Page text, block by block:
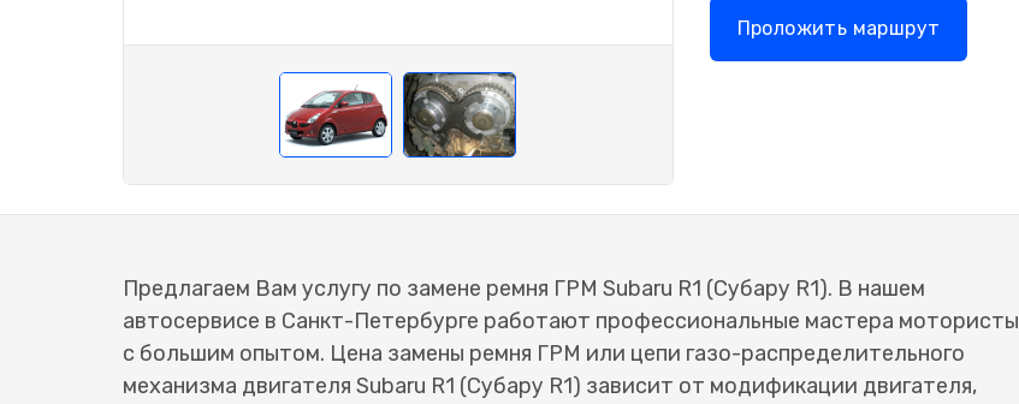
Проложить маршрут
Предлагаем Вам услугу по замене ремня ГРМ Subaru R1 (Субару R1). В нашем
автосервисе в Санкт-Петербурге работают профессиональные мастера мотористы
с большим опытом. Цена замены ремня ГРМ или цепи газо-распределительного
механизма двигателя Subaru R1 (Субару R1) зависит от модификации двигателя,